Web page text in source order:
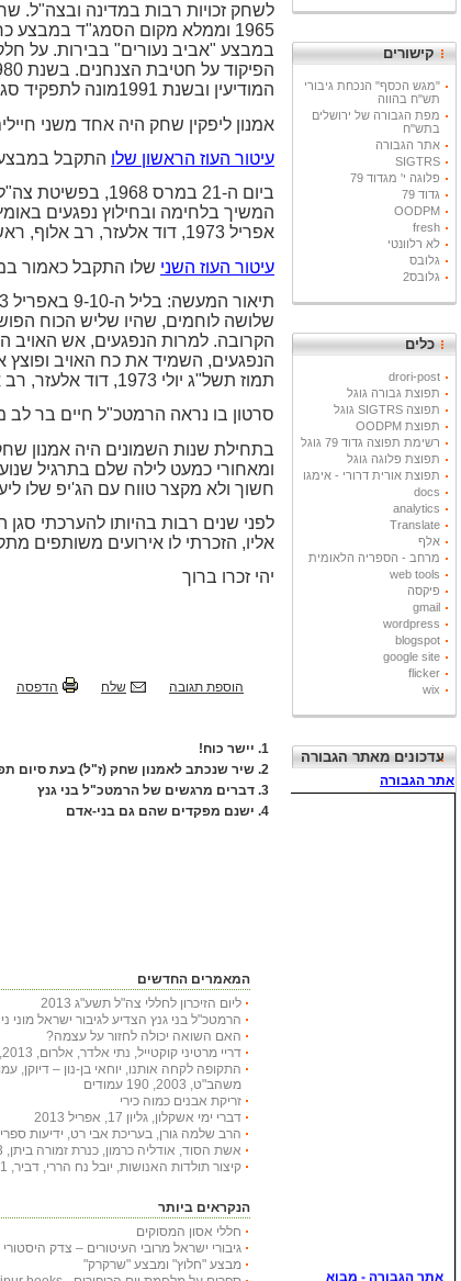
קישורים
"מגש הכסף" הנכחת גיבורי
תש"ח בהווה
מפת הגבורה של ירושלים
בתש"ח
אתר הגבורה
SIGTRS
פלוגה י' מגדוד 79
גדוד 79
OODPM
fresh
לא רלוונטי
גלובס
גלובס2
כלים
drori-post
תפוצת גבורה גוגל
תפוצה SIGTRS גוגל
תפוצת OODPM
רשימת תפוצה גדוד 79 גוגל
תפוצת פלוגה גוגל
תפוצת אורית דרורי - אימגו
docs
analytics
Translate
אלף
מרחב - הספריה הלאומית
web tools
פיקסה
gmail
wordpress
blogspot
google site
flicker
wix
עדכונים מאתר הגבורה
המודיעין ובשנת 1991מונה לתפקיד סגן הרמטכ"ל. לרמטכ"ל התמנה בשנת 1995.
אמנון ליפקין שחק היה אחד משני
עיטור העוז הראשון שלו התקבל
ביום ה-21 במרס
המשיך בלחימה ובחילוץ נפגעים
אפריל 1973, דוד אלעזר, רב אלוף, ראש המטה הכללי
עיטור העוז השני שלו התקבל כאמור
שלושה לוחמים, שהיו שליש הכוח
הקרובה. למרות הנפגעים, אש האויב
הנפגעים, השמיד את כח האויב ופוצץ
תמוז תשל"ג יולי 1973, דוד אלעזר, רב אלוף, ראש המטה הכללי
סרטון בו נראה הרמטכ"ל חיים בר לב
בתחילת שנות השמונים היה אמנון
ומאחורי כמעט לילה שלם בתרגיל
חשוך ולא מקצר טווח עם הג'יפ שלו
לפני שנים רבות בהיותו להערכתי
אליו, הזכרתי לו אירועים משותפים
יהי זכרו ברוך
הוספת תגובה שלח הדפסה
1. יישר כוח!
2. שיר שנכתב לאמנון שחק (ז"ל) בעת סיום
3. דברים מרגשים של הרמטכ"ל בני גנץ
4. ישנם מפקדים שהם גם בני-אדם
המאמרים החדשים
ליום הזיכרון לחללי צה"ל תשע"ג 2013
הרמטכ"ל בני גנץ הצדיע לגיבור ישראל מוני
האם השואה יכולה לחזור על עצמה?
דריי מרטיני קוקטייל, נתי אלדר, אלרום, 2013, 192 עמודים
התקופה לקחה אותנו, יוחאי בן-נון – דיוקן,
משהב"ט, 2003, 190 עמודים
זריקת אבנים כמוה כירי
דברי ימי אשקלון, גליון 17, אפריל 2013
הרב שלמה גורן, בעריכת אבי רט, ידיעות ספרים, 2013, 366
אשת הסוד, אודליה כרמון, כנרת זמורה ביתן, 2013, 222 עמודים
קיצור תולדות האנושות, יובל נח הררי, דביר, 2011, 447 עמודים
הנקראים ביותר
חללי אסון המסוקים
גיבורי ישראל מרובי העיטורים – צדק היסטורי
מבצע "חלוץ" ומבצע "שרקרק"